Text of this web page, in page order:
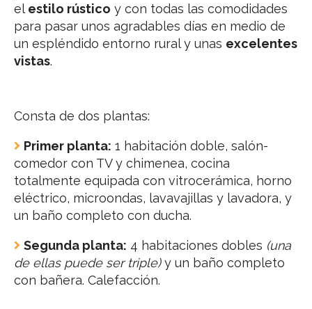
el estilo rústico y con todas las comodidades
para pasar unos agradables días en medio de
un espléndido entorno rural y unas excelentes
vistas.
Consta de dos plantas:
Primer planta: 1 habitación doble, salón-
comedor con TV y chimenea, cocina
totalmente equipada con vitrocerámica, horno
eléctrico, microondas, lavavajillas y lavadora, y
un baño completo con ducha.
Segunda planta: 4 habitaciones dobles (una
de ellas puede ser triple)y un baño completo
con bañera. Calefacción.